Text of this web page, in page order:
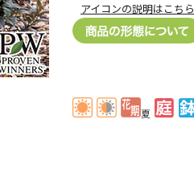
アイコンの説明はこちら
夏